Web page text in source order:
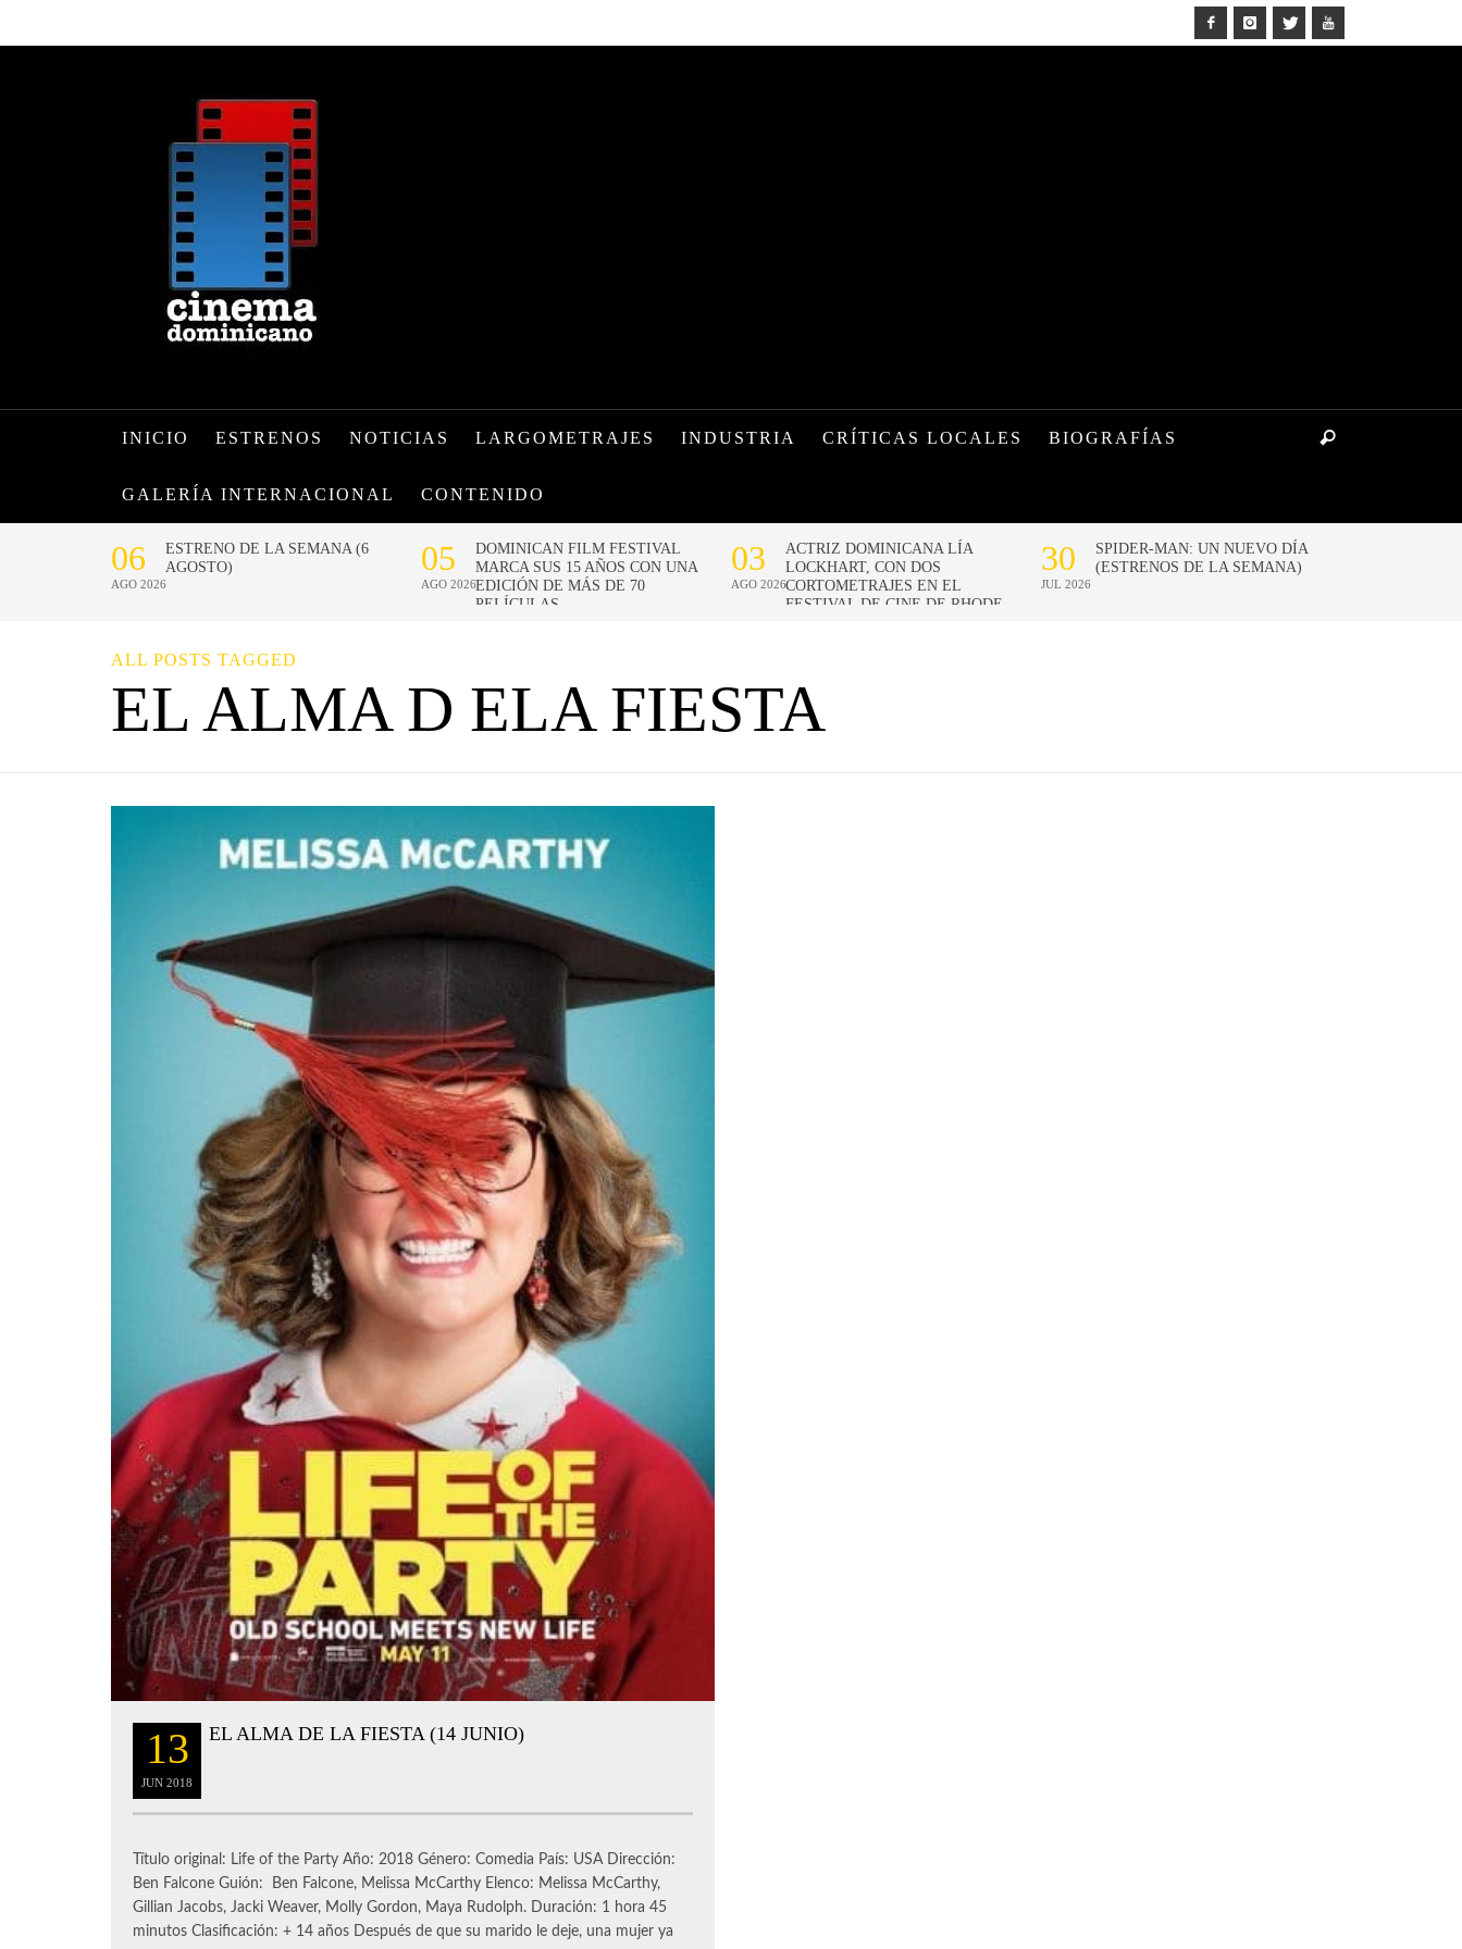
INICIO ESTRENOS NOTICIAS LARGOMETRAJES INDUSTRIA CRÍTICAS LOCALES BIOGRAFÍAS
GALERÍA INTERNACIONAL CONTENIDO
ALL POSTS TAGGED
EL ALMA D ELA FIESTA
13
JUN 2018
EL ALMA DE LA FIESTA (14 JUNIO)
Título original: Life of the Party Año: 2018 Género: Comedia País: USA Dirección:
Ben Falcone Guión: Ben Falcone, Melissa McCarthy Elenco: Melissa McCarthy,
Gillian Jacobs, Jacki Weaver, Molly Gordon, Maya Rudolph. Duración: 1 hora 45
minutos Clasificación: + 14 años Después de que su marido le deje, una mujer ya